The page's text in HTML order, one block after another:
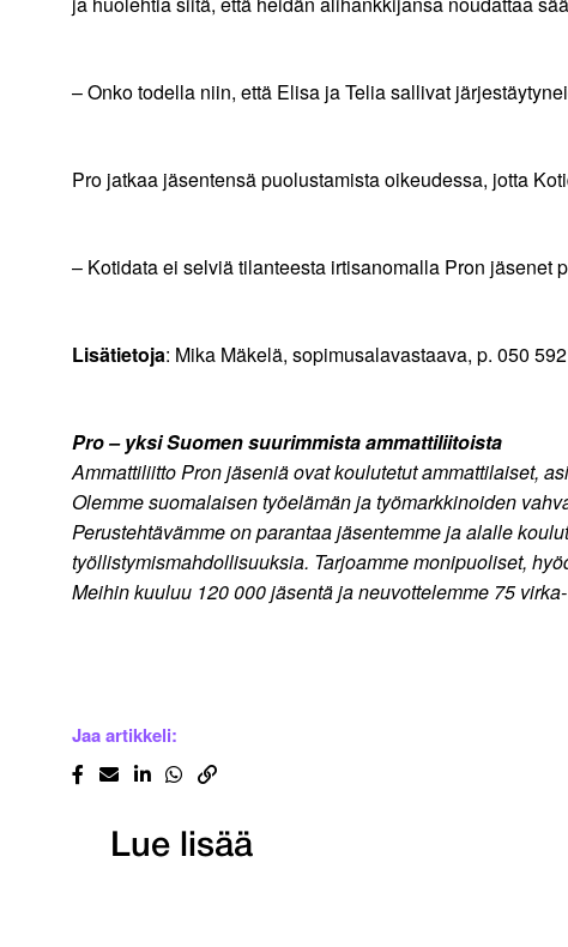
– Onko todella niin, että Elisa ja Telia sallivat
Pro jatkaa jäsentensä puolustamista oikeudessa, jotta
– Kotidata ei selviä tilanteesta irtisanomalla Pron jäsenet
Lisätietoja: Mika Mäkelä, sopimusalavastaava, p. 050
Pro – yksi Suomen suurimmista ammattiliitoista
Ammattiliitto Pron jäseniä ovat koulutetut ammattilaiset,
Olemme suomalaisen työelämän ja työmarkkinoiden
Perustehtävämme on parantaa jäsentemme ja alalle
työllistymismahdollisuuksia. Tarjoamme monipuoliset,
Meihin kuuluu 120 000 jäsentä ja neuvottelemme 75
Jaa artikkeli:
Lue lisää